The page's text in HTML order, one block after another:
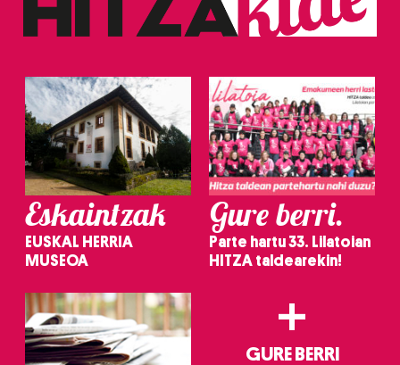
zerbitzuak hobetzeko asmoz, cookie teknologiaz
baliatzen gara. Ohar hau onartuz gero, teknologia hori
Eskaintzak
EUSKAL HERRIA
MUSEOA
Gure berri.
Parte hartu 33. Lilatoian
HITZA taldearekin!
+
GURE BERRI